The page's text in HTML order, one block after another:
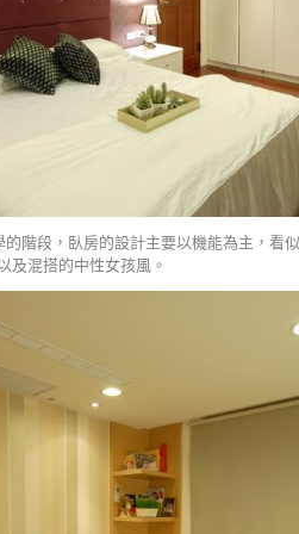
階段，臥房的設計主要以機能為主，看
及混搭的中性女孩風。